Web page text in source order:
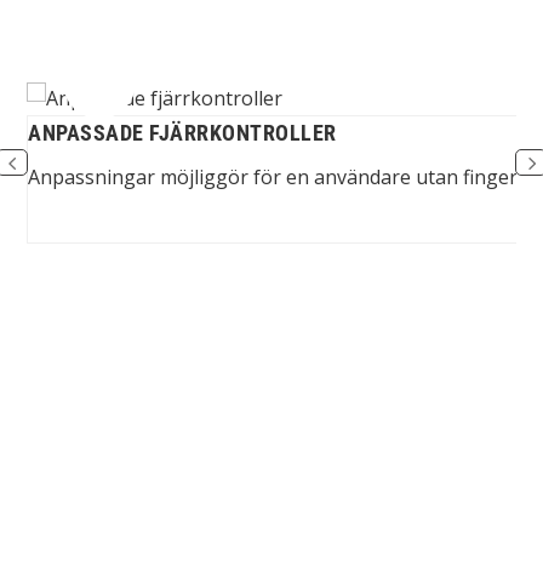
FJÄRRKONTROLLER
möjliggör för en användare utan